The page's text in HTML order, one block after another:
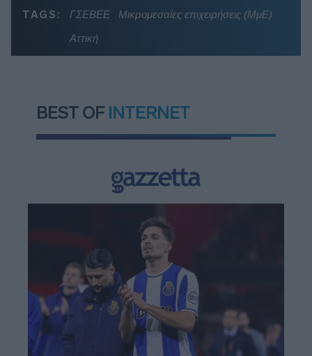
TAGS: ΓΣΕΒΕΕ
Μικρομεσαίες επιχειρήσεις (ΜμΕ)
Αττική
BEST OF INTERNET